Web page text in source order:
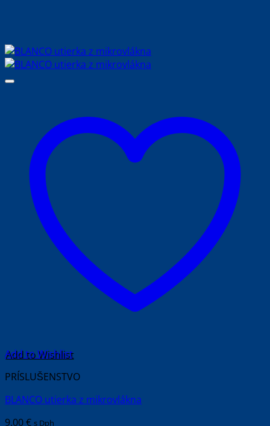
Add to Wishlist
PRÍSLUŠENSTVO
BLANCO utierka z mikrovlákna
9.00€ s Dph